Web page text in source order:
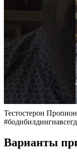
Тестостерон
Варианты